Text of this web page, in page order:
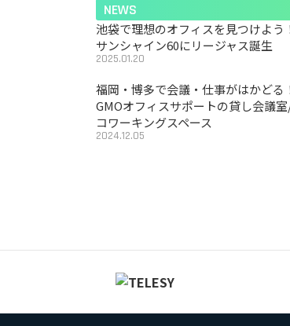
NEWS
池袋で理想のオフィスを見つけよう
サンシャイン60にリージャス誕生
2025.01.20
福岡・博多で会議・仕事がはかどる
GMOオフィスサポートの貸し会議
コワーキングスペース
2024.12.05